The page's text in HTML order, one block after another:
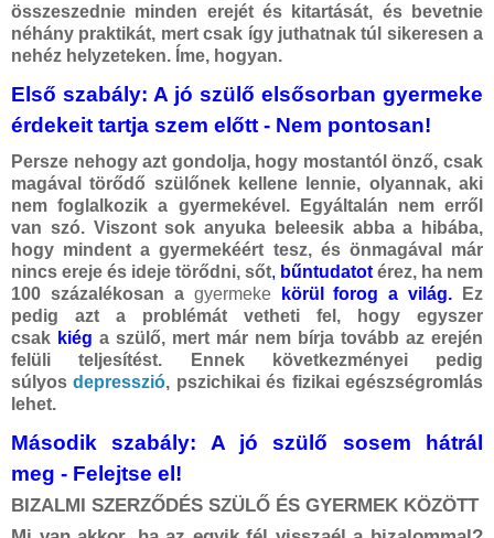
összeszednie minden erejét és kitartását, és bevetnie
néhány praktikát, mert csak így juthatnak túl sikeresen a
nehéz helyzeteken. Íme, hogyan.
Első szabály: A jó szülő elsősorban gyermeke
érdekeit tartja szem előtt - Nem pontosan!
Persze nehogy azt gondolja, hogy mostantól önző, csak
magával törődő szülőnek kellene lennie, olyannak, aki
nem foglalkozik a gyermekével. Egyáltalán nem erről
van szó. Viszont sok anyuka beleesik abba a hibába,
hogy mindent a gyermekéért tesz, és önmagával már
nincs ereje és ideje törődni, sőt, bűntudatot érez, ha nem
100 százalékosan a gyermeke körül forog a világ.
Ez
pedig azt a problémát vetheti fel, hogy egyszer
csak kiég a szülő, mert már nem bírja tovább az erején
felüli teljesítést. Ennek következményei pedig
súlyos depresszió, pszichikai és fizikai egészségromlás
lehet.
Második szabály: A jó szülő sosem hátrál
meg - Felejtse el!
BIZALMI SZERZŐDÉS SZÜLŐ ÉS GYERMEK KÖZÖTT